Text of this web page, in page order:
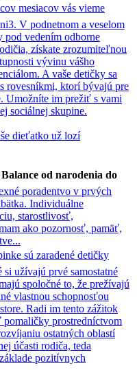
mesiacov vás vieme
V podnetnom a veselom
pod vedením odborne
získate zrozumiteľnou
vývinu vášho
A vaše detičky sa
rovesníkmi, ktorí bývajú pre
Umožníte im prežiť s vami
sociálnej skupine.
dieťatko už lozí
od narodenia do
poradentvo v prvých
Individuálne
starostlivosť,
ako pozornosť, pamäť,
sú zaradené detičky
užívajú prvé samostatné
spoločné to, že prežívajú
vlastnou schopnosťou
Radi im tento zážitok
prostredníctvom
ostatných oblastí
účasti rodiča, teda
pozitívnych